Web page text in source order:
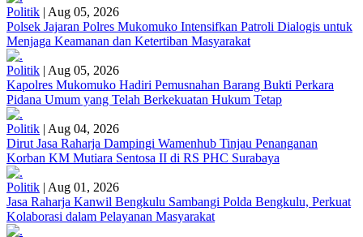
Politik | Aug 05, 2026
Polsek Jajaran Polres Mukomuko Intensifkan Patroli Dialogis untuk
Menjaga Keamanan dan Ketertiban Masyarakat
Politik | Aug 05, 2026
Kapolres Mukomuko Hadiri Pemusnahan Barang Bukti Perkara
Pidana Umum yang Telah Berkekuatan Hukum Tetap
Politik | Aug 04, 2026
Dirut Jasa Raharja Dampingi Wamenhub Tinjau Penanganan
Korban KM Mutiara Sentosa II di RS PHC Surabaya
Politik | Aug 01, 2026
Jasa Raharja Kanwil Bengkulu Sambangi Polda Bengkulu, Perkuat
Kolaborasi dalam Pelayanan Masyarakat